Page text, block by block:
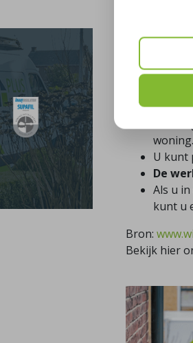
–
–
– na
U
U
U
U
woning.
U kunt
De
Als u
kunt u
Bron:
Bekijk hier